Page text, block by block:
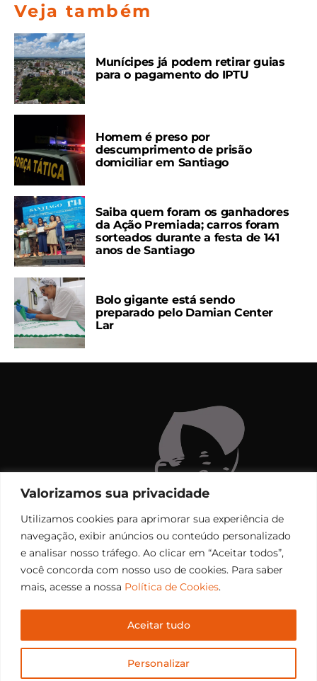
Valorizamos sua privacidade
Utilizamos cookies para aprimorar sua experiência de
navegação, exibir anúncios ou conteúdo personalizado
e analisar nosso tráfego. Ao clicar em “Aceitar todos”,
você concorda com nosso uso de cookies. Para saber
mais, acesse a nossa Política de Cookies.
Personalizar
Aceitar tudo
Veja também
Munícipes já podem retirar guias
para o pagamento do IPTU
Homem é preso por
descumprimento de prisão
domiciliar em Santiago
Saiba quem foram os ganhadores
da Ação Premiada; carros foram
sorteados durante a festa de 141
anos de Santiago
Bolo gigante está sendo
preparado pelo Damian Center
Lar
Copyright © 2006 – 2026 Rádio Santiago FM. Todos os
direitos reservados.